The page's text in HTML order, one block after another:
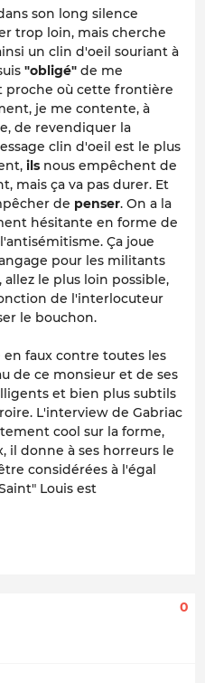
son long silence
trop loin, mais cherche
un clin d'oeil souriant à
"obligé" de me
proche où cette frontière
je me contente, à
de revendiquer la
clin d'oeil est le plus
ils nous empêchent de
mais ça va pas durer. Et
de penser. On a la
hésitante en forme de
Ça joue
pour les militants
le plus loin possible,
de l'interlocuteur
le bouchon.
faux contre toutes les
de ce monsieur et de ses
et bien plus subtils
L'interview de Gabriac
cool sur la forme,
il donne à ses horreurs le
considérées à l'égal
Louis est
0